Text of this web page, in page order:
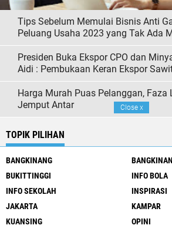
Tips Sebelum Memulai Bisnis Anti
Peluang Usaha 2023 yang Tak Ada
Presiden Buka Ekspor CPO dan
Aidi : Pembukaan Keran Ekspor
Harga Murah Puas Pelanggan, Faza
Jemput Antar
TOPIK PILIHAN
BANGKINANG
BUKITTINGGI
INFO BOLA
INFO SEKOLAH
INSPIRASI
JAKARTA
KAMPAR
KUANSING
OPINI
Close x